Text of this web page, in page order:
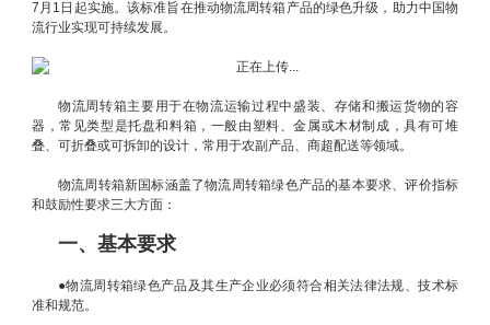
7月1日起实施。该标准旨在推动物流周转箱产品的绿色升级，助力中国物
流行业实现可持续发展。
物流周转箱主要用于在物流运输过程中盛装、存储和搬运货物的容
器，常见类型是托盘和料箱，一般由塑料、金属或木材制成，具有可堆
叠、可折叠或可拆卸的设计，常用于农副产品、商超配送等领域。
物流周转箱新国标涵盖了物流周转箱绿色产品的基本要求、评价指标
和鼓励性要求三大方面：
一、基本要求
●物流周转箱绿色产品及其生产企业必须符合相关法律法规、技术标
准和规范。